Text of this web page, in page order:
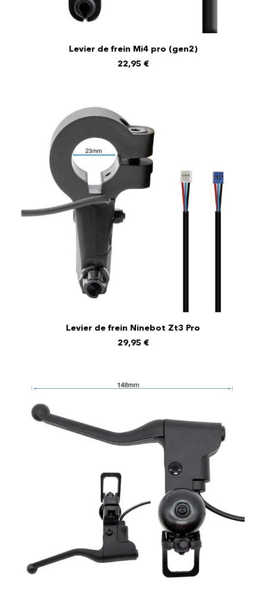
Levier de frein Mi4 pro (gen2)
22,95 €
Levier de frein Ninebot Zt3 Pro
29,95 €